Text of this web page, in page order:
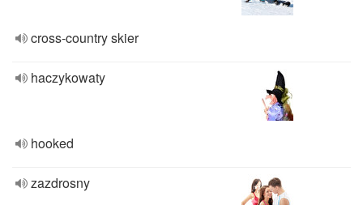
cross-country skier
haczykowaty
hooked
zazdrosny